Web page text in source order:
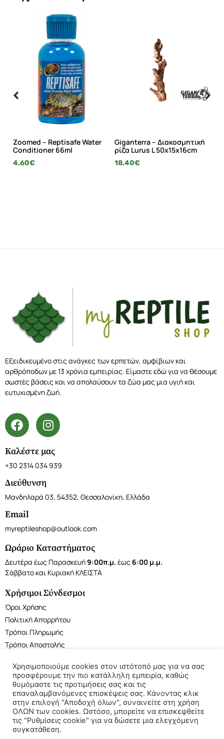
Zoomed – Reptisafe Water
Conditioner 66ml
4.60€
Giganterra – Διακοσμητική
ρίζα Lurus L 50x15x16cm
18.40€
Εξειδικευμένο στις ανάγκες των ερπετών, αμφίβιων και
αρθρόποδων με 13 χρόνια εμπειρίας. Είμαστε εδώ για να θέσουμε
σωστές βάσεις και να απολαύσουν τα ζώα μας μια υγιή και
ευτυχισμένη ζωή.
Καλέστε μας
+30 2314 034 939
Διεύθυνση
Μανδηλαρά 03, 54352, Θεσσαλονίκη, Ελλάδα
Email
myreptileshop@outlook.com
Ωράριο Καταστήματος
Δευτέρα έως Παρασκευή9:00π.μ. έως 6:00 μ.μ.
Σάββατο και Κυριακή ΚΛΕΙΣΤΑ
Χρήσιμοι Σύνδεσμοι
Όροι Χρήσης
Πολιτική Απορρήτου
Τρόποι Πληρωμής
Τρόποι Αποστολής
©2022 My Reptile Shop. All rights reserved.
Χρησιμοποιούμε cookies στον ιστότοπό μας για να σας
προσφέρουμε την πιο κατάλληλη εμπειρία, καθώς
θυμόμαστε τις προτιμήσεις σας και τις
επαναλαμβανόμενες επισκέψεις σας. Κάνοντας κλικ
στην επιλογή "Αποδοχή όλων", συναινείτε στη χρήση
ΟΛΩΝ των cookies. Ωστόσο, μπορείτε να επισκεφθείτε
τις "Ρυθμίσεις cookie" για να δώσετε μια ελεγχόμενη
συγκατάθεση.